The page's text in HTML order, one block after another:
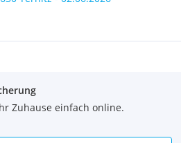
Zuhause einfach online.